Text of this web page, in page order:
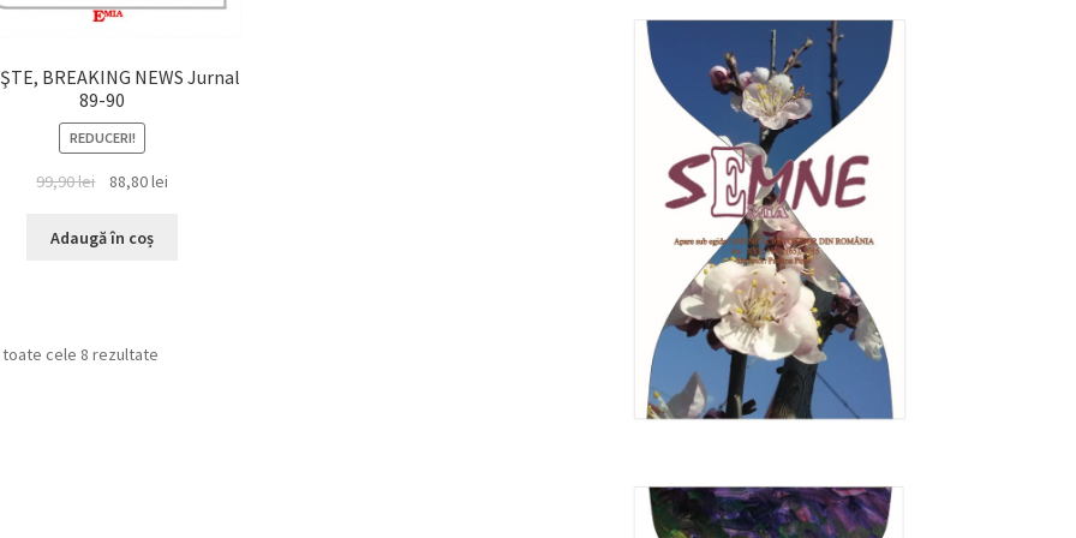
BREAKING NEWS Jurnal
89-90
REDUCERI!
99,90lei
Prețul
a
88,80lei
Adaugă în coș
cele 8 rezultate